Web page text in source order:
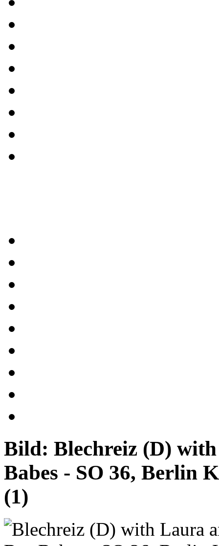
Bild: Blechreiz (D)
Babes - SO 36, Berlin
(1)